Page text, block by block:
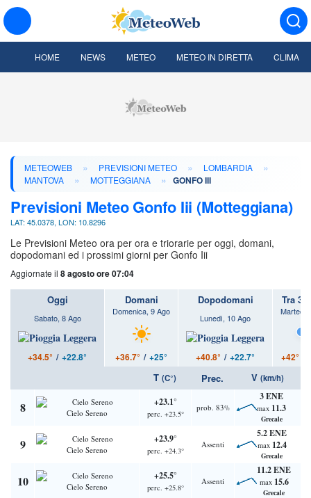
HOME NEWS METEO METEO IN DIRETTA CLIMA
METEOWEB » PREVISIONI METEO » LOMBARDIA »
MANTOVA » MOTTEGGIANA » GONFO III
Previsioni Meteo Gonfo Iii (Motteggiana)
LAT: 45.0378, LON: 10.8296
Le Previsioni Meteo ora per ora e triorarie per oggi, domani,
dopodomani ed i prossimi giorni per Gonfo Iii
Aggiornate il 8 agosto ore 07:04
Oggi
Sabato, 8 Ago
+34.5° / +22.8°
Domani
Domenica, 9 Ago
+36.7° / +25°
Dopodomani
Lunedì, 10 Ago
+40.8° / +22.7°
Tra 3
Martedì,
+42°
T (C°) Prec. V (km/h)
8 Cielo Sereno
+23.1°
perc. +23.5°
prob. 83%
3 ENE
max 11.3
Grecale
9 Cielo Sereno
+23.9°
perc. +24.3°
Assenti
5.2 ENE
max 12.4
Grecale
10 Cielo Sereno
+25.5°
perc. +25.8°
Assenti
11.2 ENE
max 15.6
Grecale